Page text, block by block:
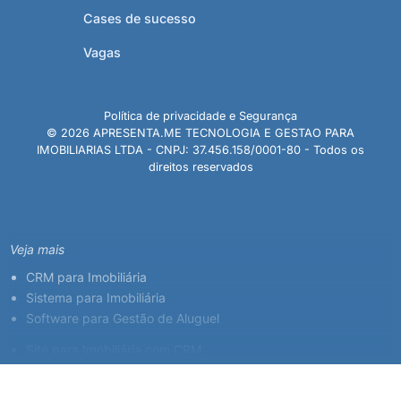
Cases de sucesso
Vagas
© 2026 APRESENTA.ME TECNOLOGIA E GESTAO PARA
IMOBILIARIAS LTDA - CNPJ: 37.456.158/0001-80 - Todos os
direitos reservados
Política de privacidade e Segurança
Veja mais
CRM para Imobiliária
Sistema para Imobiliária
Software para Gestão de Aluguel